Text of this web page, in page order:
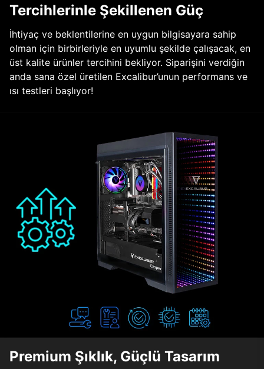
Tercihlerinle Şekillenen Güç
İhtiyaç ve beklentilerine en uygun bilgisayara sahip
olman için birbirleriyle en uyumlu şekilde çalışacak, en
üst kalite ürünler tercihini bekliyor. Siparişini verdiğin
anda sana özel üretilen Excalibur’unun performans ve
ısı testleri başlıyor!
Premium Şıklık, Güçlü Tasarım